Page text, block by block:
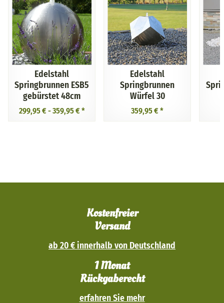
Edelstahl
Springbrunnen ESB5
gebürstet 48cm
299,95 € -359,95 € *
Edelstahl
Springbrunnen
Würfel 30
359,95 € *
Kostenfreier
Versand
ab 20 € innerhalb von Deutschland
1 Monat
Rückgaberecht
erfahren Sie mehr